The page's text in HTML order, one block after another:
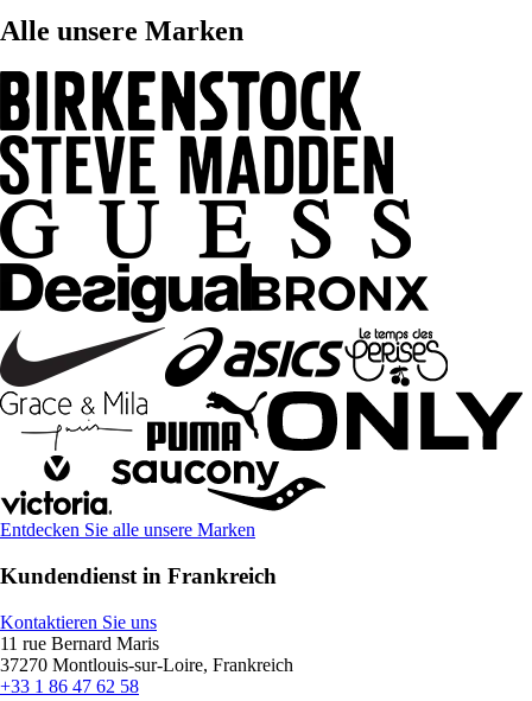
Alle unsere Marken
Entdecken Sie alle unsere Marken
Kundendienst in Frankreich
Kontaktieren Sie uns
11 rue Bernard Maris
37270 Montlouis-sur-Loire, Frankreich
+33 1 86 47 62 58